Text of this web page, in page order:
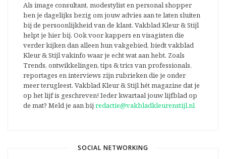
Als image consultant, modestylist en personal shopper
ben je dagelijks bezig om jouw advies aan te laten sluiten
bij de persoonlijkheid van de klant. Vakblad Kleur & Stijl
helpt je hier bij. Ook voor kappers en visagisten die
verder kijken dan alleen hun vakgebied, biedt vakblad
Kleur & Stijl vakinfo waar je echt wat aan hebt. Zoals
Trends, ontwikkelingen, tips & trics van professionals,
reportages en interviews zijn rubrieken die je onder
meer terugleest. Vakblad Kleur & Stijl hét magazine dat je
op het lijf is geschreven! Ieder kwartaal jouw lijfblad op
de mat? Meld je aan bij redactie@vakbladkleurenstijl.nl
SOCIAL NETWORKING